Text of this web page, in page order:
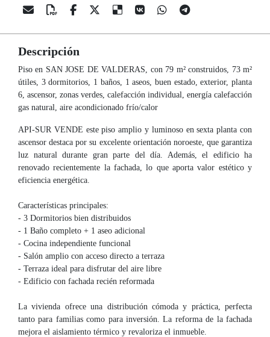
Descripción
Piso en SAN JOSE DE VALDERAS, con 79 m² construidos, 73 m²
útiles, 3 dormitorios, 1 baños, 1 aseos, buen estado, exterior, planta
6, ascensor, zonas verdes, calefacción individual, energía calefacción
gas natural, aire acondicionado frío/calor
API-SUR VENDE este piso amplio y luminoso en sexta planta con
ascensor destaca por su excelente orientación noroeste, que garantiza
luz natural durante gran parte del día. Además, el edificio ha
renovado recientemente la fachada, lo que aporta valor estético y
eficiencia energética.
Características principales:
- 3 Dormitorios bien distribuidos
- 1 Baño completo + 1 aseo adicional
- Cocina independiente funcional
- Salón amplio con acceso directo a terraza
- Terraza ideal para disfrutar del aire libre
- Edificio con fachada recién reformada
La vivienda ofrece una distribución cómoda y práctica, perfecta
tanto para familias como para inversión. La reforma de la fachada
mejora el aislamiento térmico y revaloriza el inmueble.